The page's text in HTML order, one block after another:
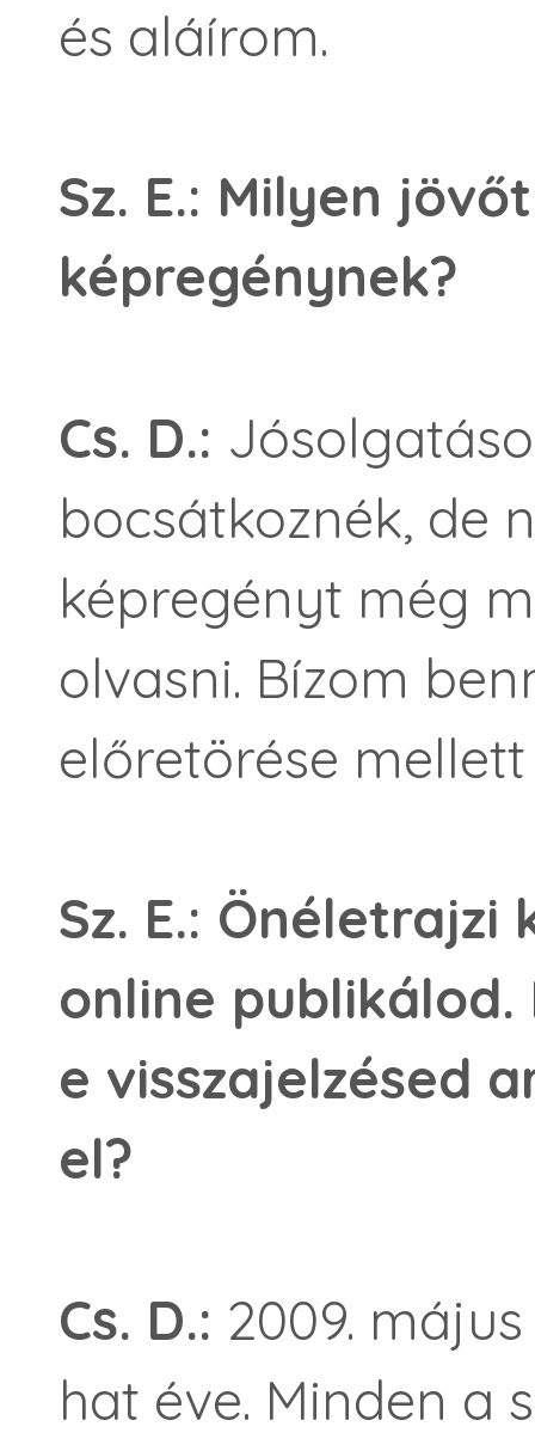
és aláírom.
Sz. E.: Milyen
képregénynek?
Cs. D.:
bocsátkoznék, de
képregényt még
olvasni. Bízom
előretörése
Sz. E.:
online
e visszajelzésed
el?
Cs. D.: 2009.
hat éve. Minden a